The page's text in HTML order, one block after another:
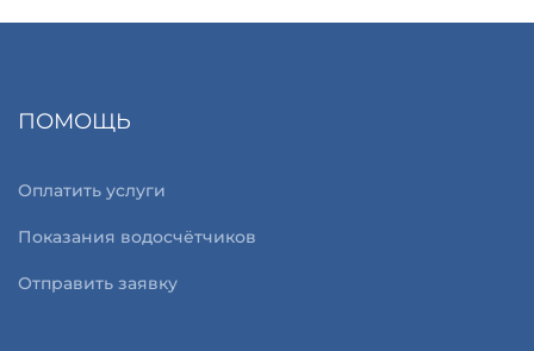
ПОМОЩЬ
Оплатить услуги
Показания водосчётчиков
Отправить заявку